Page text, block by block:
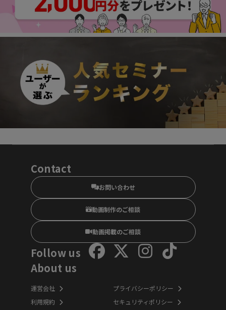
Contact
お問い合わせ
動画制作のご相談
動画掲載のご相談
Follow us
About us
運営会社
利用規約
プライバシーポリシー
セキュリティポリシー